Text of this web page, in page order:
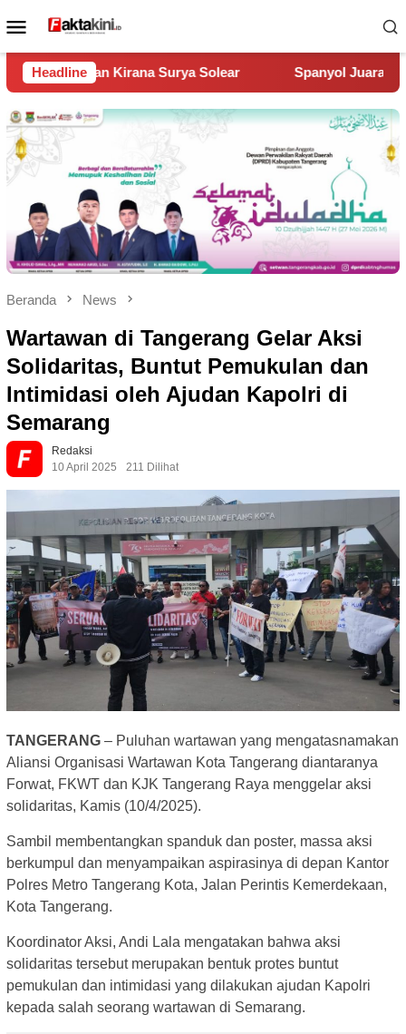
ke
Menu
Mobile
Headline Spanyol Juara Piala Dunia 2026, Kalahkan
Beranda News
Wartawan di Tangerang Gelar Aksi
Solidaritas, Buntut Pemukulan dan
Intimidasi oleh Ajudan Kapolri di
Semarang
Redaksi
10 April 2025
211 Dilihat
TANGERANG – Puluhan wartawan yang mengatasnamakan
Aliansi Organisasi Wartawan Kota Tangerang diantaranya
Forwat, FKWT dan KJK Tangerang Raya menggelar aksi
solidaritas, Kamis (10/4/2025).
Sambil membentangkan spanduk dan poster, massa aksi
berkumpul dan menyampaikan aspirasinya di depan Kantor
Polres Metro Tangerang Kota, Jalan Perintis Kemerdekaan,
Kota Tangerang.
Koordinator Aksi, Andi Lala mengatakan bahwa aksi
solidaritas tersebut merupakan bentuk protes buntut
pemukulan dan intimidasi yang dilakukan ajudan Kapolri
kepada salah seorang wartawan di Semarang.